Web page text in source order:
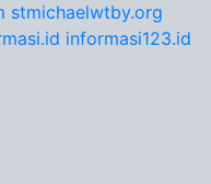
stmichaelwtby.org
informasi123.id